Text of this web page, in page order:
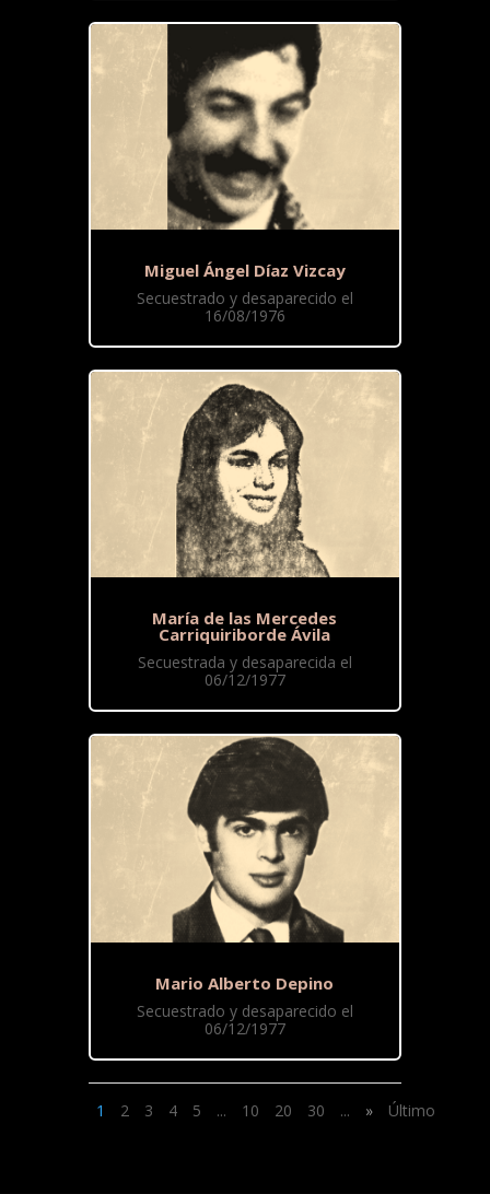
Miguel Ángel Díaz Vizcay
Secuestrado y desaparecido el
16/08/1976
María de las Mercedes
Carriquiriborde Ávila
Secuestrada y desaparecida el
06/12/1977
Mario Alberto Depino
Secuestrado y desaparecido el
06/12/1977
1 2 3 4 5 ... 10 20 30 ... » Último